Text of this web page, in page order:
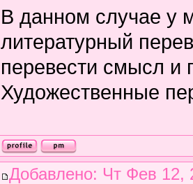
В данном случае у
литературный
перевести смысл и
Художественные
Добавлено: Чт Фев 12,